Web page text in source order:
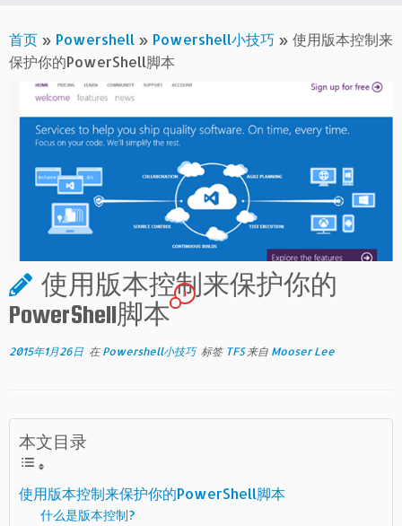
首页 » Powershell » Powershell小技巧 » 使用版本控制来
保护你的PowerShell脚本
使用版本控制来保护你的
PowerShell脚本
1
2015年1月26日 在 Powershell小技巧 标签 TFS来自 Mooser Lee
本文目录
使用版本控制来保护你的PowerShell脚本
什么是版本控制?